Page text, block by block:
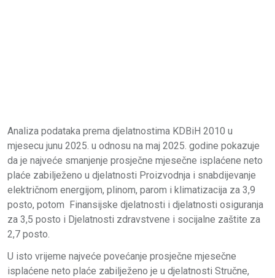
Analiza podataka prema djelatnostima KDBiH 2010 u
mjesecu junu 2025. u odnosu na maj 2025. godine pokazuje
da je najveće smanjenje prosječne mjesečne isplaćene neto
plaće zabilježeno u djelatnosti Proizvodnja i snabdijevanje
električnom energijom, plinom, parom i klimatizacija za 3,9
posto, potom Finansijske djelatnosti i djelatnosti osiguranja
za 3,5 posto i Djelatnosti zdravstvene i socijalne zaštite za
2,7 posto.
U isto vrijeme najveće povećanje prosječne mjesečne
isplaćene neto plaće zabilježeno je u djelatnosti Stručne,